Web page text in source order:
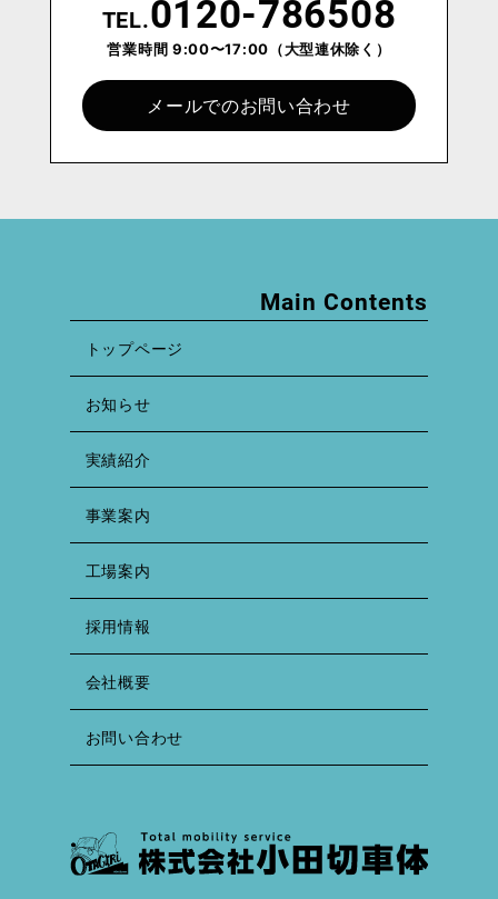
TEL.0120-786508
営業時間 9:00〜17:00 （大型連休除く）
メールでのお問い合わせ
Main Contents
トップページ
お知らせ
実績紹介
事業案内
工場案内
採用情報
会社概要
お問い合わせ